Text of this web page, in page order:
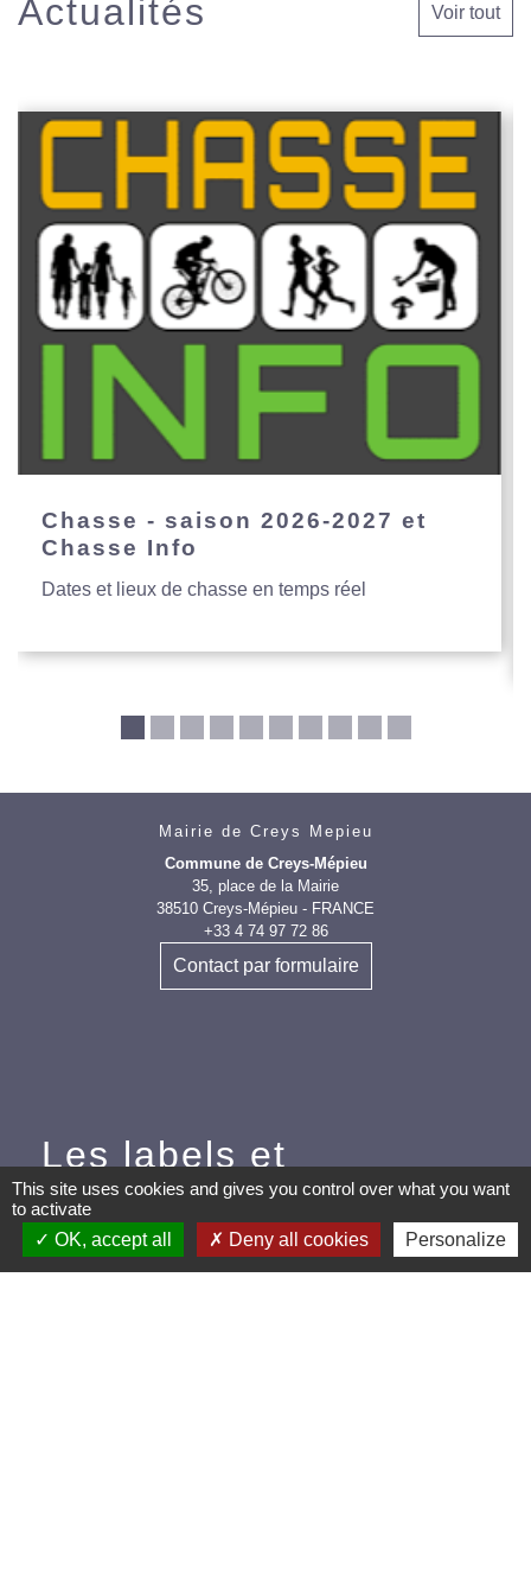
Actualités Voir tout
Chasse - saison 2026-2027 et
Chasse Info
Dates et lieux de chasse en temps réel
Mairie de Creys Mepieu
Commune de Creys-Mépieu
35, place de la Mairie
38510 Creys-Mépieu - FRANCE
+33 4 74 97 72 86
Contact par formulaire
Les labels et
applications
PanneauPocket (Téléchargez
This site uses cookies and gives you control over what you want
to activate
OK, accept all
Deny all cookies Personalize